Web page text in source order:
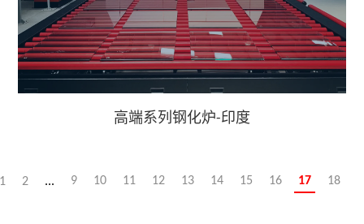
高端系列钢化炉-印度
2 ... 9 10 11 12 13 14 15 16 17 18